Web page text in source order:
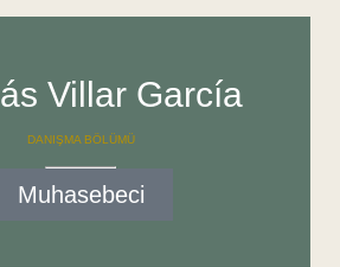
Villar García
DANIŞMA BÖLÜMÜ
Muhasebeci